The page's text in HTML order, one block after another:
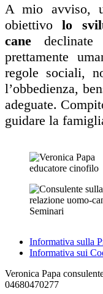
A mio avviso,
obiettivolo
cane declinate
prettamente
regole sociali,
l’obbedienza,
adeguate.
guidare la
Informativa sulla
Informativa sui
Veronica Papa
04680470277